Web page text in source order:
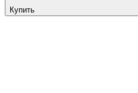
Купить